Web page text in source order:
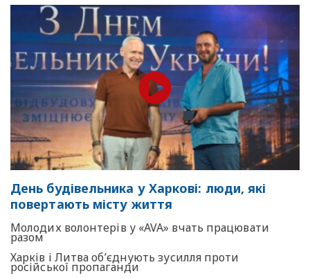
День будівельника у Харкові: люди, які
повертають місту життя
Молодих волонтерів у «AVA» вчать працювати
разом
Харків і Литва об’єднують зусилля проти
російської пропаганди